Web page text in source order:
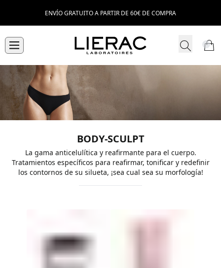
ENVÍO GRATUITO A PARTIR DE 60€ DE COMPRA
BODY-SCULPT
La gama anticelulítica y reafirmante para el cuerpo.
Tratamientos específicos para reafirmar, tonificar y redefinir
los contornos de su silueta, ¡sea cual sea su morfología!